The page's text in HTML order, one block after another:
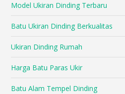
Model Ukiran Dinding Terbaru
Batu Ukiran Dinding Berkualitas
Ukiran Dinding Rumah
Harga Batu Paras Ukir
Batu Alam Tempel Dinding